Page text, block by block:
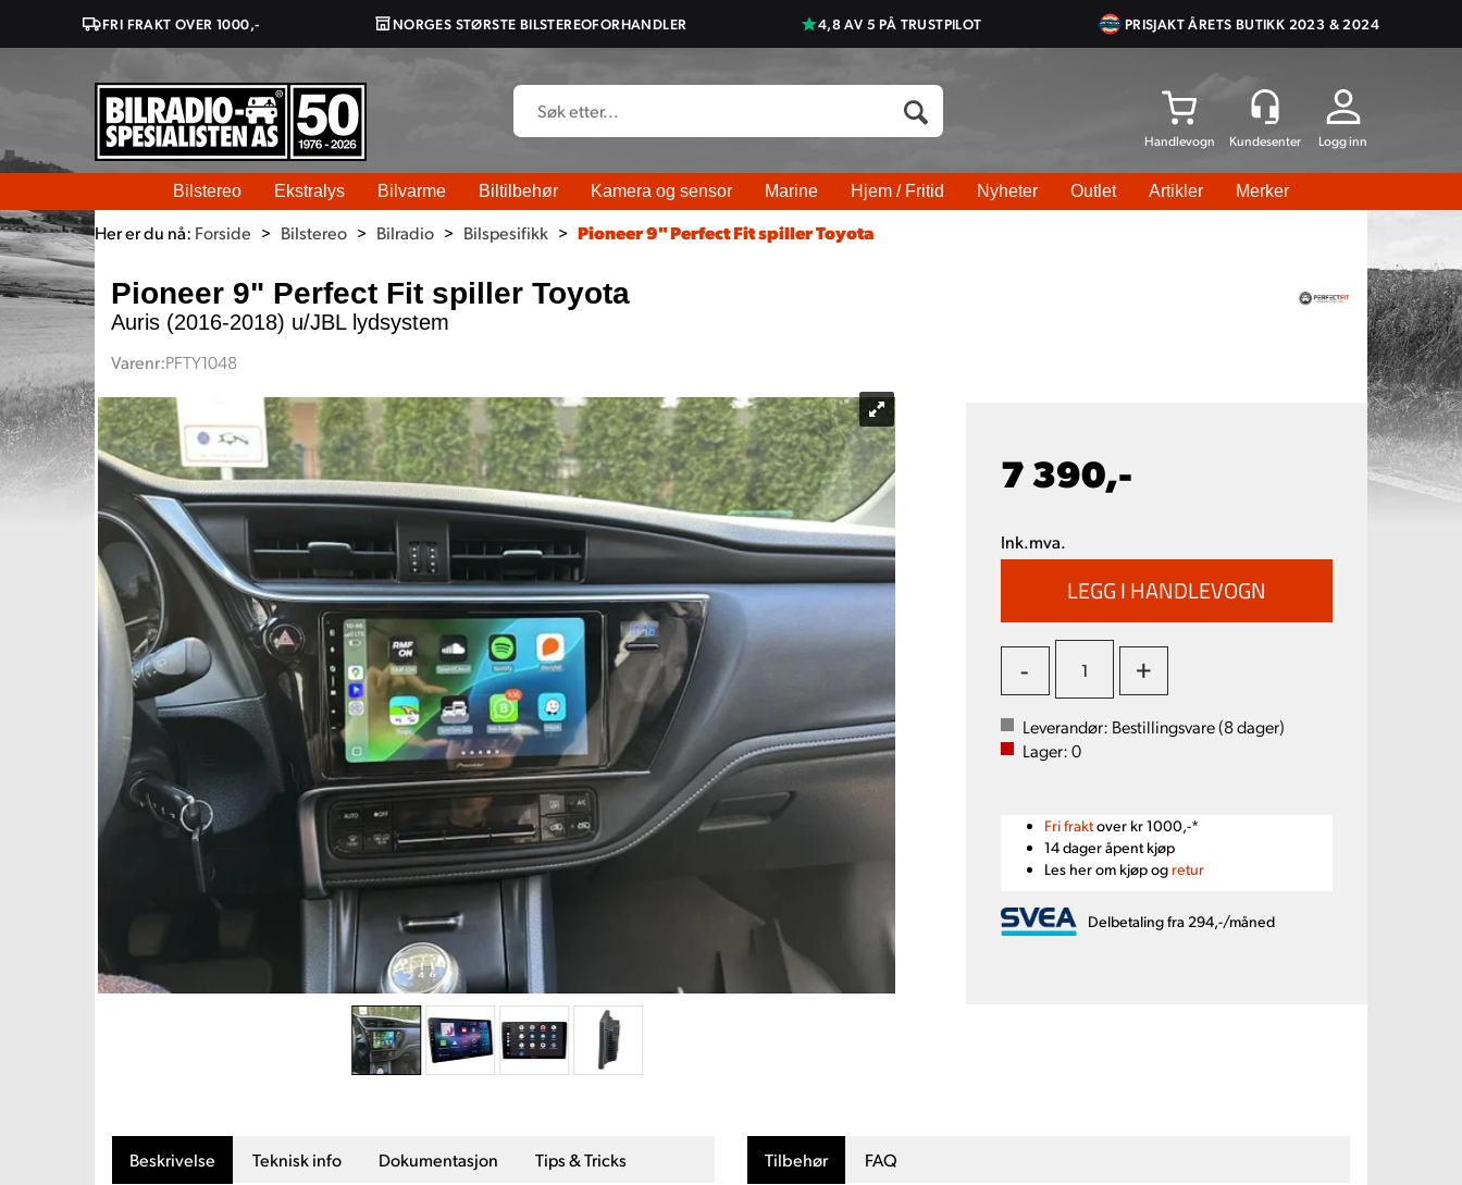
FRI FRAKT OVER 1000,- NORGES STØRSTE BILSTEREOFORHANDLER 4,8 AV 5 PÅ TRUSTPILOT PRISJAKT ÅRETS BUTIKK 2023 & 2024
Logg inn
Bilstereo Ekstralys Bilvarme Biltilbehør Kamera og sensor Marine Hjem / Fritid Nyheter Outlet Artikler Merker
Her er du nå: Forside > Bilstereo > Bilradio > Bilspesifikk > Pioneer 9" Perfect Fit spiller Toyota
Pioneer 9" Perfect Fit spiller Toyota
Auris (2016-2018) u/JBL lydsystem
Varenr:PFTY1048
7 390,-
Ink.mva.
- +
Leverandør: Bestillingsvare (8dager)
Lager:0
Fri fraktover kr 1000,-*
14 dager åpent kjøp
Les her om kjøp og retur
Delbetaling fra 294,-/måned
Beskrivelse Teknisk info Dokumentasjon Tips & Tricks Tilbehør FAQ